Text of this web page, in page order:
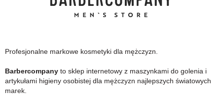
Profesjonalne markowe kosmetyki dla mężczyzn.
Barbercompany to sklep internetowy z maszynkami do golenia i
artykułami higieny osobistej dla mężczyzn najlepszych światowych
marek.